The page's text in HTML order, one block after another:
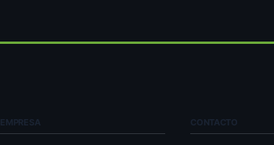
EMPRESA CONTACTO